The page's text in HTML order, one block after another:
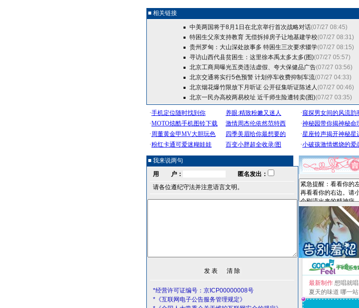
■ 相关链接
中美两国将于8月1日在北京举行首次战略对话(07/27 08:45)
特困生父亲支持教育 无偿拆掉房子让地基建学校(07/27 08:31)
贵州罗甸：大山深处故事多 特困生三次要求辍学(07/27 08:15)
寻访山西代县贫困生：这里徐本禹太多太多(图)(07/27 05:57)
北京工商局曝光五类违法虚假、夸大保健品广告(07/27 03:56)
北京交通将实行5色预警 计划停车收费抑制车流(07/27 04:33)
北京烟花爆竹限放下月听证 公开征集听证陈述人(07/27 00:46)
北京一民办高校两易校址 近千师生险遭转卖(图)(07/27 03:35)
■ 我来说两句
用 户：
匿名发出：
请各位遵纪守法并注意语言文明。
*经营许可证编号：京ICP00000008号
*《互联网电子公告服务管理规定》
最新制作 想唱就唱
夏天的味道 哪一站